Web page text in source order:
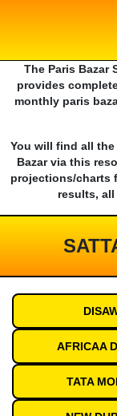
The Paris Bazar
provides
monthly paris
You will find all
Bazar via this
projections/charts
results,
AFRICAA
TATA